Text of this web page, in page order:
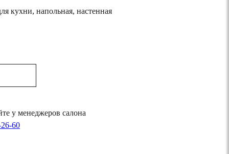
кухни, напольная, настенная
у менеджеров салона
60